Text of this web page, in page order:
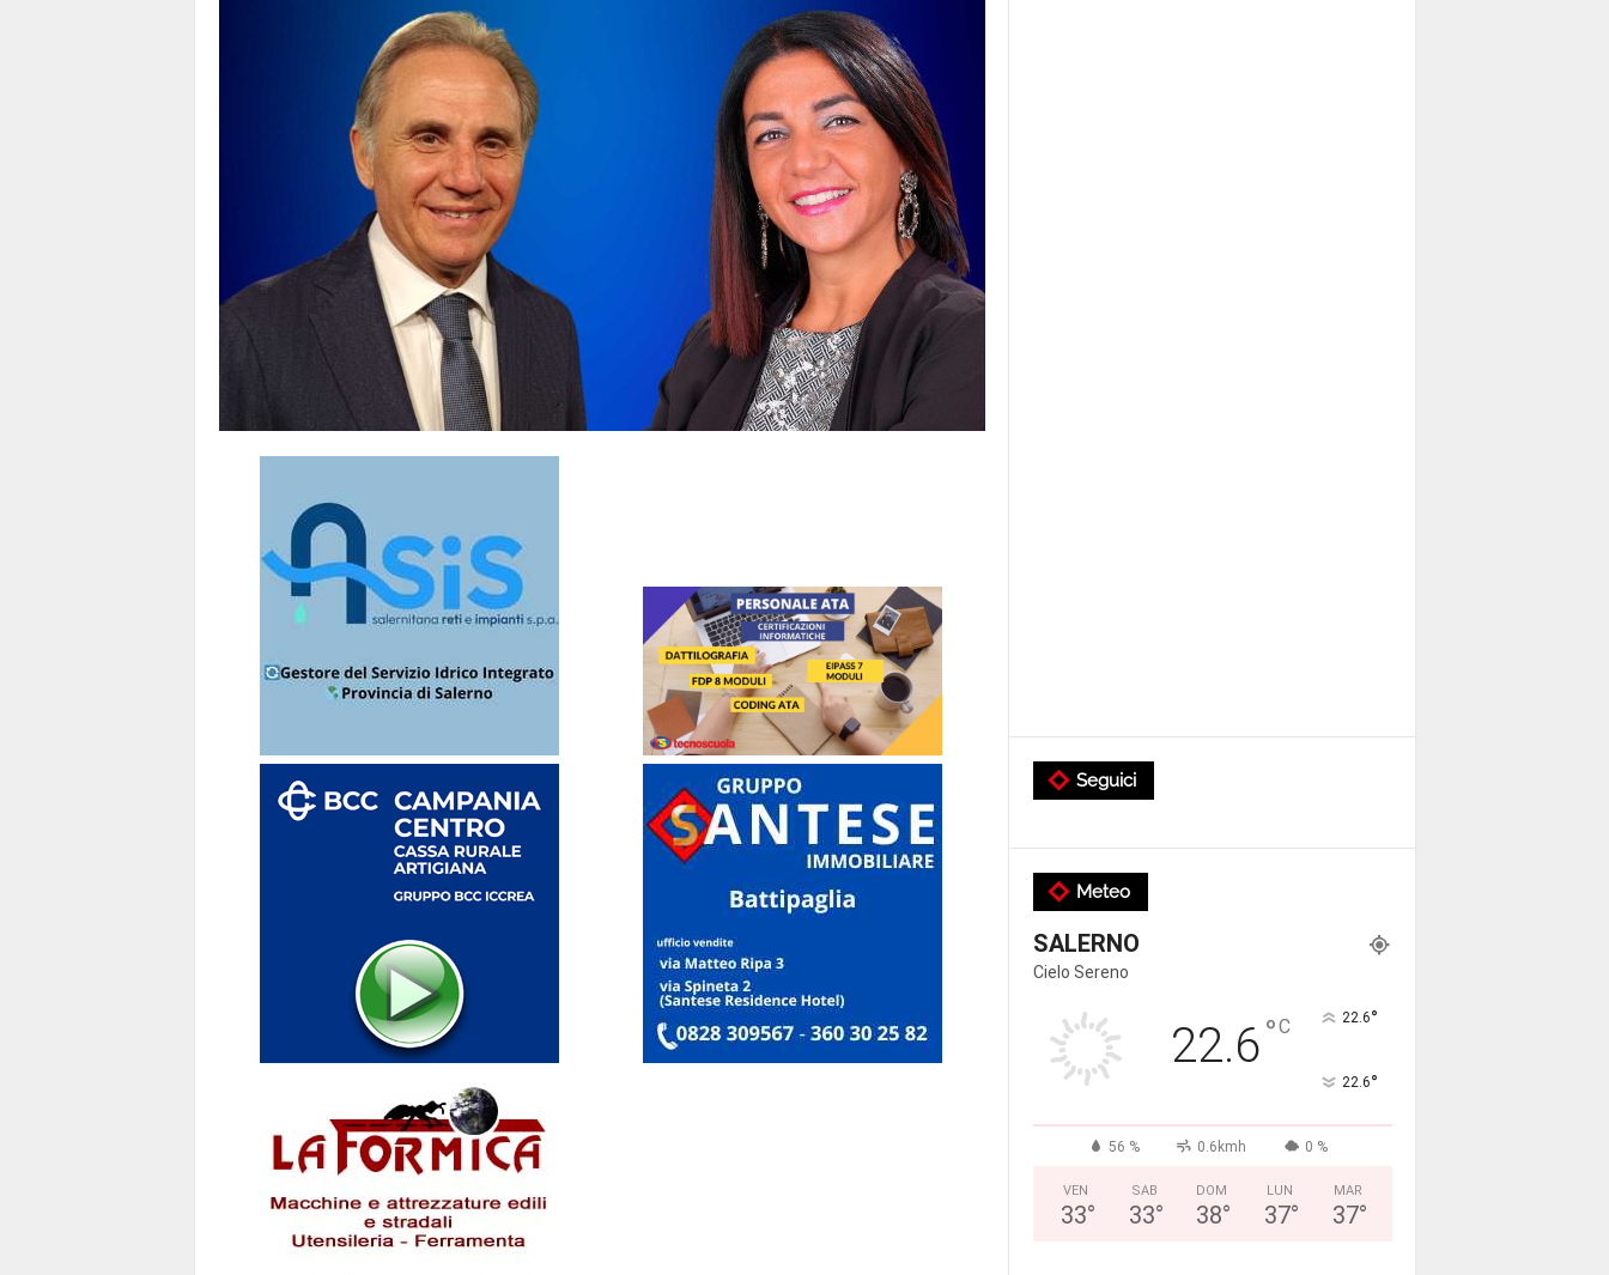
1
Seguici
Meteo
SALERNO
Cielo Sereno
22.6°C 22.6°
22.6°
56 % 0.6kmh 0 %
VEN
33°
SAB
33°
DOM
38°
LUN
37°
MAR
37°